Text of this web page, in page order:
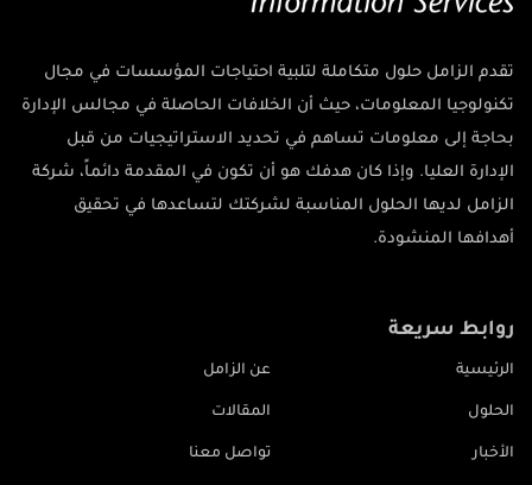
تقدم الزامل حلول متكاملة لتلبية احتياجات المؤسسات في مجال
تكنولوجيا المعلومات، حيث أن الخلافات الحاصلة في مجالس الإدارة
بحاجة إلى معلومات تساهم في تحديد الاستراتيجيات من قبل
الإدارة العليا. وإذا كان هدفك هو أن تكون في المقدمة دائماً، شركة
الزامل لديها الحلول المناسبة لشركتك لتساعدها في تحقيق
أهدافها المنشودة.
روابط سريعة
الرئيسية عن الزامل
الحلول المقالات
الأخبار تواصل معنا